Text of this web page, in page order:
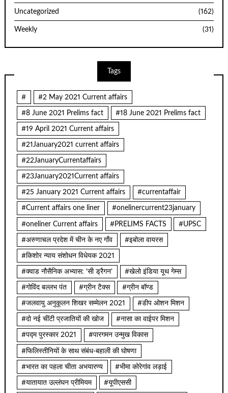
Uncategorized (162)
Weekly (31)
Tags
# #2 May 2021 Current affairs
#8 June 2021 Prelims fact #18 June 2021 Prelims fact
#19 April 2021 Current affairs
#21January2021 current affairs
#22JanuaryCurrentaffairs
#23January2021Current affairs
#25 January 2021 Current affairs #currentaffair
#Current affairs one liner #onelinercurrent23january
#oneliner Current affairs #PRELIMS FACTS #UPSC
#अरुणाचल प्रदेश में चीन के नए गाँव #इबोला वायरस
#किशोर न्याय संशोधन विधेयक 2021
#क्वाड नौसैनिक अभ्यास: ‘सी ड्रैगन’ #खेलो इंडिया यूथ गेम्स
#गोविंद बल्लभ पंत #ग्रीन टैक्स #ग्रीन बॉण्ड
#जलवायु अनुकूलन शिखर सम्मेलन 2021 #डीप ओशन मिशन
#दो नई चींटी प्रजातियों की खोज #नासा का वाईपर मिशन
#पद्म पुरस्कार 2021 #पारगमन उन्मुख विकास
#फिलिस्तीनियों के साथ संबंध-बहाली की घोषणा
#भारत का पहला चीता अभयारण्य #भीमा कोरेगांव लड़ाई
#यातायात उल्लंघन प्रीमियम #यूपीएससी